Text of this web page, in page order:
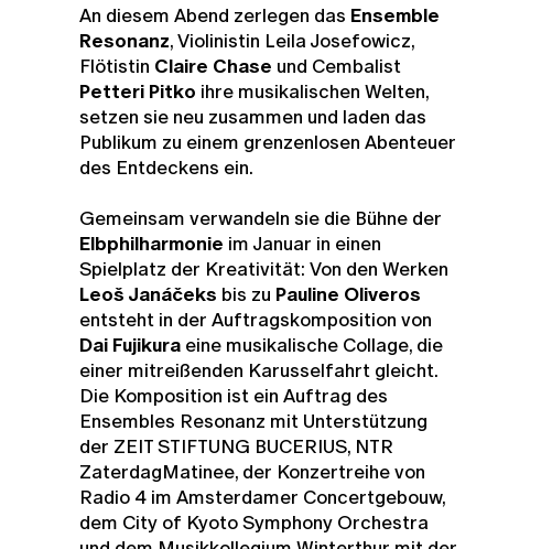
An diesem Abend zerlegen das Ensemble
Resonanz, Violinistin Leila Josefowicz,
Flötistin Claire Chase und Cembalist
Petteri Pitko ihre musikalischen Welten,
setzen sie neu zusammen und laden das
Publikum zu einem grenzenlosen Abenteuer
des Entdeckens ein.
Gemeinsam verwandeln sie die Bühne der
Elbphilharmonie im Januar in einen
Spielplatz der Kreativität: Von den Werken
Leoš Janáčeks bis zu Pauline Oliveros
entsteht in der Auftragskomposition von
Dai Fujikura eine musikalische Collage, die
einer mitreißenden Karusselfahrt gleicht.
Die Komposition ist ein Auftrag des
Ensembles Resonanz mit Unterstützung
der ZEIT STIFTUNG BUCERIUS, NTR
ZaterdagMatinee, der Konzertreihe von
Radio 4 im Amsterdamer Concertgebouw,
dem City of Kyoto Symphony Orchestra